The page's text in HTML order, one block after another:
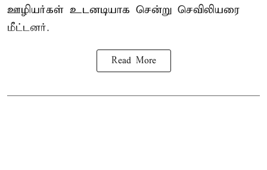
ஊழியர்கள் உடனடியாக சென்று செவிலியரை
மீட்டனர்.
Read More